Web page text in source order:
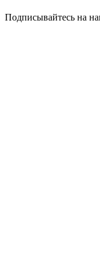
Подписывайтесь на